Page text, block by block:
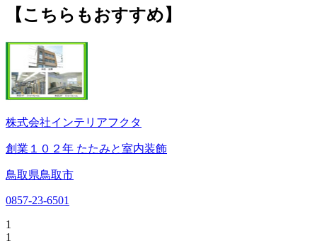
【こちらもおすすめ】
株式会社インテリアフクタ
創業１０２年 たたみと室内装飾
鳥取県鳥取市
0857-23-6501
1
1